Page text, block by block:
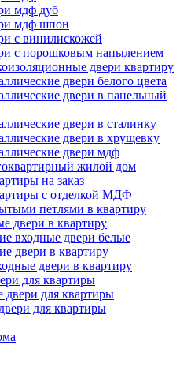
мдф дуб
мдф шпон
с винилискожей
с порошковым напылением
двери квартиру
двери белого цвета
двери в панельный
двери в сталинку
двери в хрущевку
двери мдф
жилой дом
на заказ
с отделкой МДФ
петлями в квартиру
двери в квартиру
входные двери белые
двери в квартиру
двери в квартиру
для квартиры
для квартиры
для квартиры